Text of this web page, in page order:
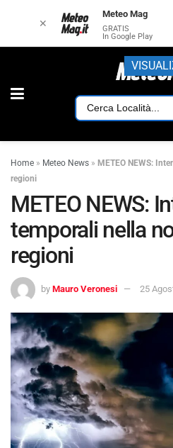
Home » Meteo News » METEO NEWS:
regioni
METEO NEWS:
temporali nella
regioni
by Mauro Veronesi 25
✕
Meteo Mag
GRATIS
In Google Play